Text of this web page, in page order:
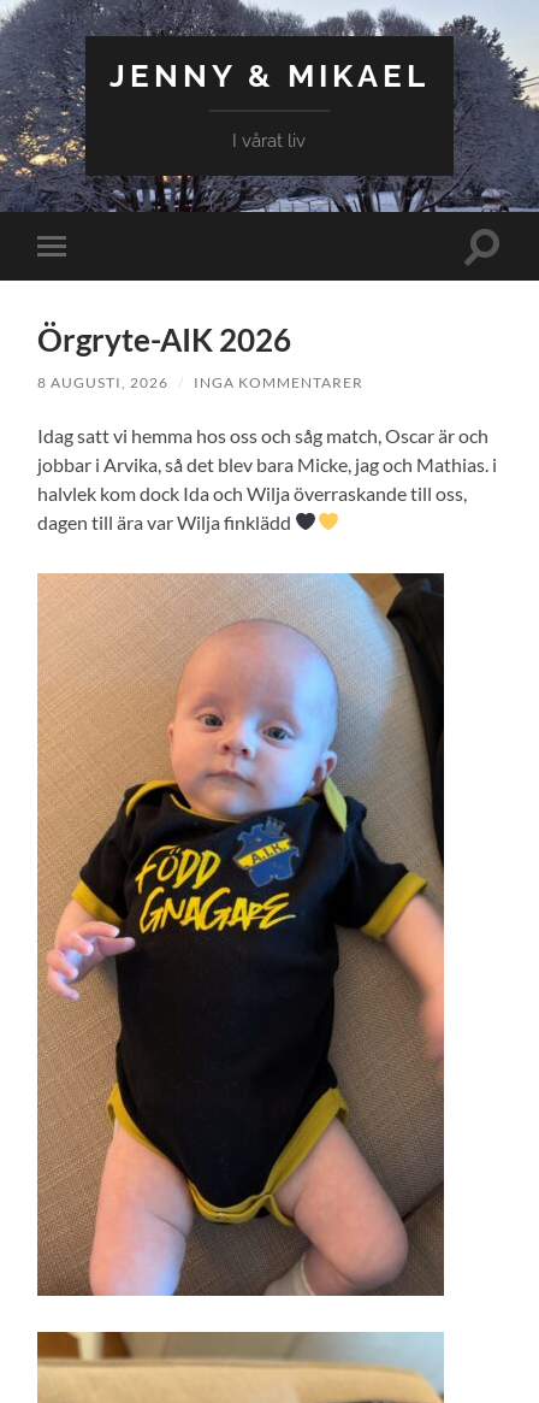
JENNY & MIKAEL
I vårat liv
Slå
på/av
Slå
Örgryte-AIK 2026
8 AUGUSTI, 2026 / INGA KOMMENTARER
Idag satt vi hemma hos oss och såg match, Oscar är och
jobbar i Arvika, så det blev bara Micke, jag och Mathias. i
halvlek kom dock Ida och Wilja överraskande till oss,
dagen till ära var Wilja finklädd